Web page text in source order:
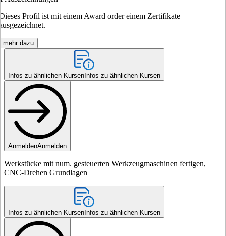
Profil ist mit einem Award order einem Zertifikate
mehr dazu
Infos zu ähnlichen Kursen Infos zu ähnlichen Kursen
AnmeldenAnmelden
Werkstücke mit num. gesteuerten Werkzeugmaschinen fertigen,
CNC-Drehen Grundlagen
Infos zu ähnlichen Kursen Infos zu ähnlichen Kursen